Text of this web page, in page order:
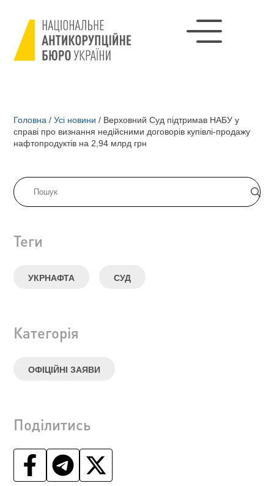
Головна / Усі новини / Верховний Суд підтримав НАБУ у
справі про визнання недійсними договорів купівлі-продажу
нафтопродуктів на 2,94 млрд грн
Теги
УКРНАФТА СУД
Категорія
ОФІЦІЙНІ ЗАЯВИ
Поділитись